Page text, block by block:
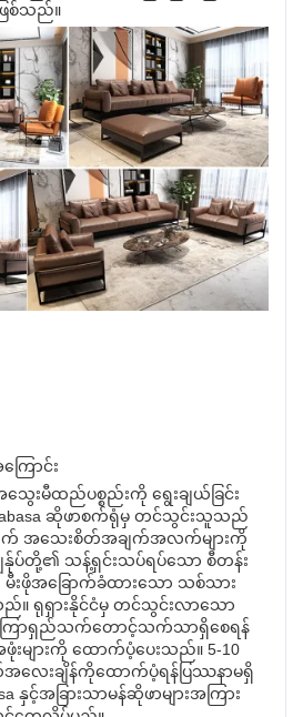
စ်သည်။
ြောင်း
းမီထည်ပစ္စည်းကို ရွေးချယ်ခြင်း
Kabasa ဆိုဖာစက်ရုံမှ တင်သွင်းသူသည်
အသေးစိတ်အချက်အလက်များကို
ပ်တို့၏ သန့်ရှင်းသပ်ရပ်သော စီတန်း
းဖိုအခြောက်ခံထားသော သစ်သား
ည်။ ရုရှားနိုင်ငံမှ တင်သွင်းလာသော
ြာရှည်သက်တောင့်သက်သာရှိစေရန်
များကို ထောက်ပံ့ပေးသည်။ 5-10
ေးချိန်ကိုထောက်ပံ့ရန်ပြဿနာမရှိ
နှင့်အခြားသာမန်ဆိုဖာများအကြား